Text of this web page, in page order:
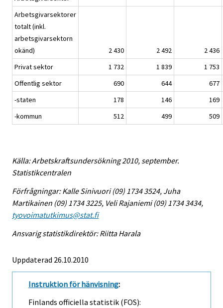
Arbetsgivarsektorer
totalt (inkl.
arbetsgivarsektorn
okänd)
2 430 2 492
2 436
Privat sektor
1 732 1 839
1 753
Offentlig sektor
690 644
677
-staten
178 146
169
-kommun
512 499 509
Källa: Arbetskraftsundersökning 2010, september.
Statistikcentralen
Förfrågningar: Kalle Sinivuori (09) 1734 3524, Juha
Martikainen (09) 1734 3225, Veli Rajaniemi (09) 1734 3434,
tyovoimatutkimus@stat.fi
Ansvarig statistikdirektör: Riitta Harala
Uppdaterad 26.10.2010
Instruktion för hänvisning:
Finlands officiella statistik (FOS):